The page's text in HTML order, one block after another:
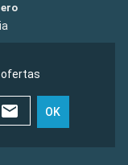
ofertas
OK